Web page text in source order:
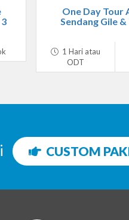
One Day Tour
Sendang Gile
1 Hari atau
ODT
CUSTOM